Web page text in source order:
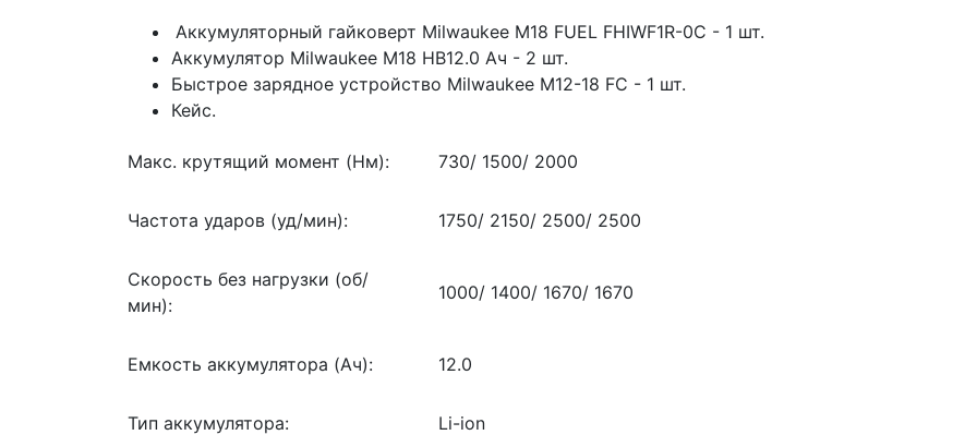
Аккумуляторный гайковерт Milwaukee M18 FUEL FHIWF1R-0C - 1 шт.
Аккумулятор Milwaukee М18 HВ12.0 Ач - 2 шт.
Быстрое зарядное устройство Milwaukee М12-18 FC - 1 шт.
Кейс.
Макс. крутящий момент (Нм): 730/ 1500/ 2000
Частота ударов (уд/мин): 1750/ 2150/ 2500/ 2500
Скорость без нагрузки (об/
мин):
1000/ 1400/ 1670/ 1670
Емкость аккумулятора (Ач): 12.0
Тип аккумулятора: Li-ion